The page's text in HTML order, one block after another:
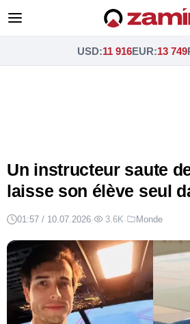
USD:11 916EUR:13 749
Un instructeur saute
laisse son élève seul
01:57 / 10.07.2026· 3.6K· Monde